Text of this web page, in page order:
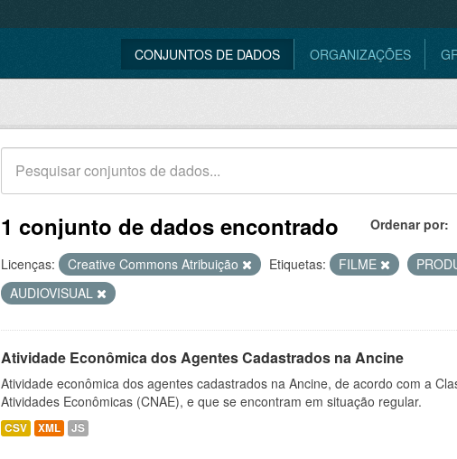
CONJUNTOS DE DADOS ORGANIZAÇÕES
Ordenar por
1 conjunto de dados encontrado
Licenças: Creative Commons Atribuição Etiquetas: FILME
AUDIOVISUAL
Atividade Econômica dos Agentes Cadastrados na Ancine
Atividade econômica dos agentes cadastrados na Ancine, de acordo com a
Atividades Econômicas (CNAE), e que se encontram em situação regular.
CSV XML JS